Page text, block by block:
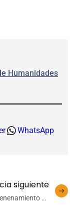
Humanidades
WhatsApp
siguiente
de